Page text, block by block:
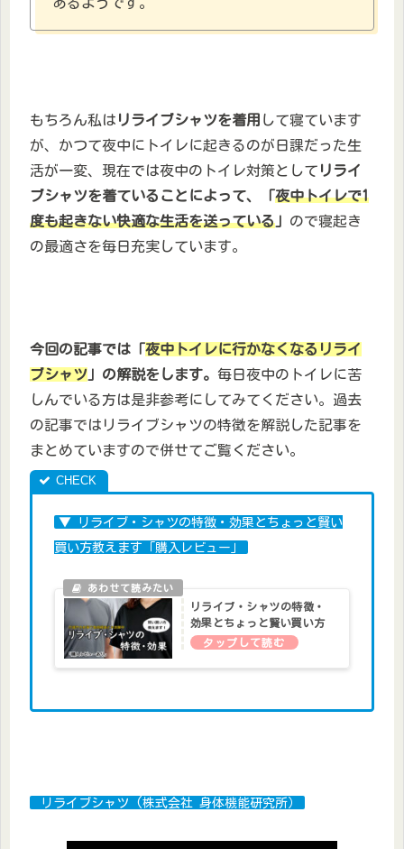
もちろん私は リライブシャツを着用 して寝ています
が、かつて夜中にトイレに起きるのが日課だった生
活が一変、現在では夜中のトイレ対策として リライ
ブシャツを着ていることによって、「夜中トイレで1
度も起きない快適な生活を送っている
ので寝起き
の最適さを毎日充実しています。
今回の記事では「夜中トイレに行かなくなるリライ
ブシャツ 」の解説をします。 毎日夜中のトイレに苦
しんでいる方は是非参考にしてみてください。過去
の記事ではリライブシャツの特徴を解説した記事を
まとめていますので併せてご覧ください。
▼ リライブ・シャツの特徴・効果とちょっと賢い
買い方教えます「購入レビュー」
リライブ・シャツの特徴・
効果とちょっと賢い買い方
教えます「購入レビュー」
リライブシャツ (株式会社 身体機能研究所）